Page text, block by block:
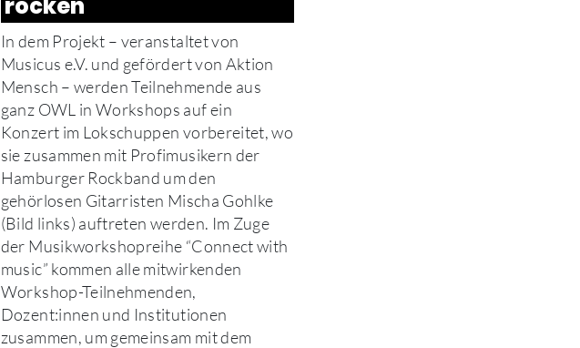
In dem Projekt – veranstaltet von
Musicus e.V. und gefördert von Aktion
Mensch – werden Teilnehmende aus
ganz OWL in Workshops auf ein
Konzert im Lokschuppen vorbereitet, wo
sie zusammen mit Profimusikern der
Hamburger Rockband um den
gehörlosen Gitarristen Mischa Gohlke
(Bild links) auftreten werden. Im Zuge
der Musikworkshopreihe “Connect with
music” kommen alle mitwirkenden
Workshop-Teilnehmenden,
Dozent:innen und Institutionen
zusammen, um gemeinsam mit dem